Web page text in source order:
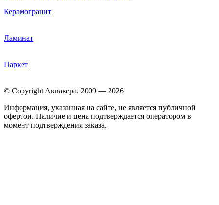
Керамогранит
Ламинат
Паркет
© Copyright Аквакера. 2009 — 2026
Информация, указанная на сайте, не является публичной
офертой. Наличие и цена подтверждается оператором в
момент подтверждения заказа.